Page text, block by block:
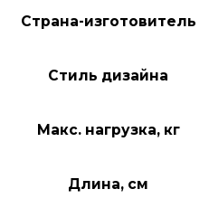
Страна-изготовитель
Стиль дизайна
Макс. нагрузка, кг
Длина, см